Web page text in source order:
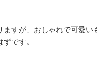
すが、おしゃれで可愛い
です。